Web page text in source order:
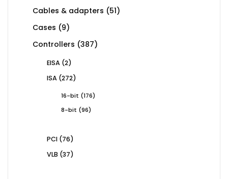
Cables & adapters 5151
Cases 99
products
Controllers 387387
EISA 22
ISA 272272
16-bit 176176
8-bit
9696
PCI 7676
VLB 3737